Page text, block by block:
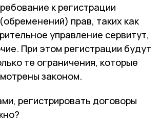
к регистрации
прав, таких как
управление сервитут,
При этом регистрации будут
те ограничения, которые
законом.
регистрировать договоры